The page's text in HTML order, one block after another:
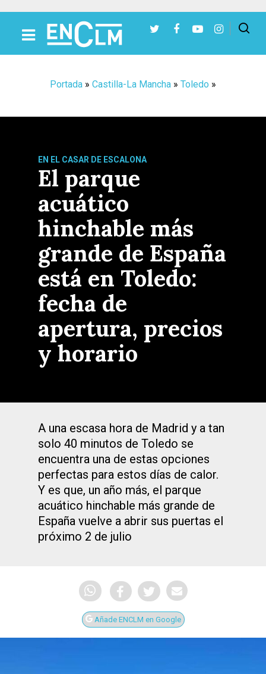
Portada » Castilla-La Mancha » Toledo »
EN EL CASAR DE ESCALONA
El parque
acuático
hinchable más
grande de España
está en Toledo:
fecha de
apertura, precios
y horario
A una escasa hora de Madrid y a tan
solo 40 minutos de Toledo se
encuentra una de estas opciones
perfectas para estos días de calor.
Y es que, un año más, el parque
acuático hinchable más grande de
España vuelve a abrir sus puertas el
próximo 2 de julio
Añade ENCLM en Google